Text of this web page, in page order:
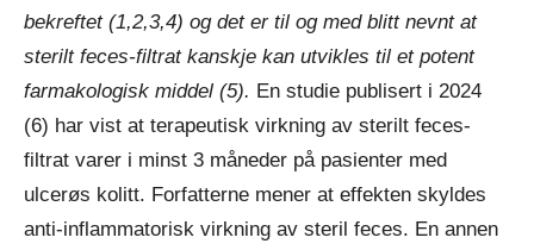
bekreftet (1,2,3,4) og det er til og med blitt nevnt at
sterilt feces-filtrat kanskje kan utvikles til et potent
farmakologisk middel (5). En studie publisert i 2024
(6) har vist at terapeutisk virkning av sterilt feces-
filtrat varer i minst 3 måneder på pasienter med
ulcerøs kolitt. Forfatterne mener at effekten skyldes
anti-inflammatorisk virkning av steril feces. En annen